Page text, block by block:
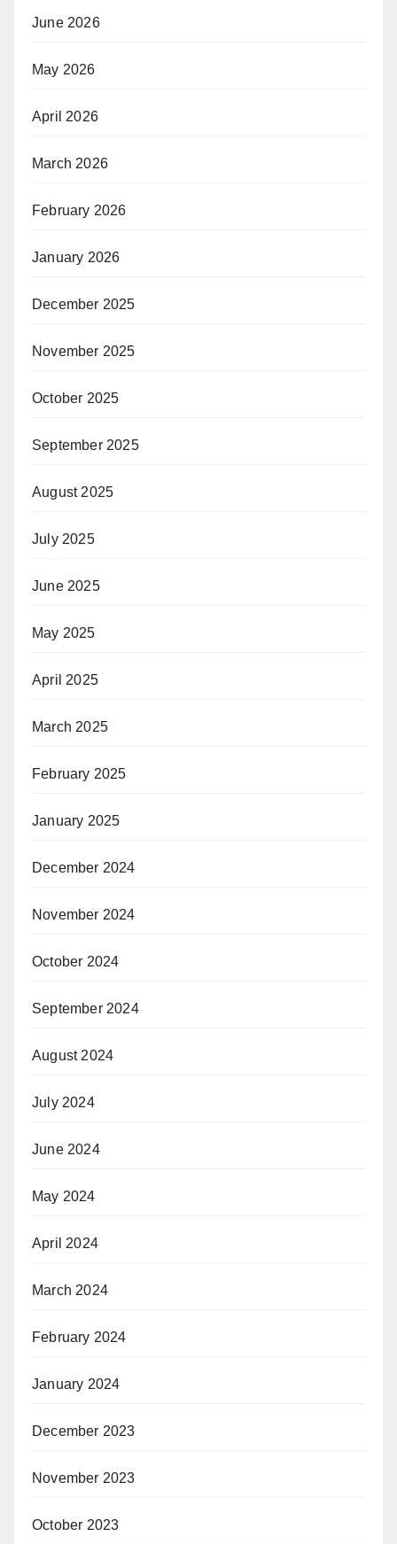
June 2026
May 2026
April 2026
March 2026
February 2026
January 2026
December 2025
November 2025
October 2025
September 2025
August 2025
July 2025
June 2025
May 2025
April 2025
March 2025
February 2025
January 2025
December 2024
November 2024
October 2024
September 2024
August 2024
July 2024
June 2024
May 2024
April 2024
March 2024
February 2024
January 2024
December 2023
November 2023
October 2023